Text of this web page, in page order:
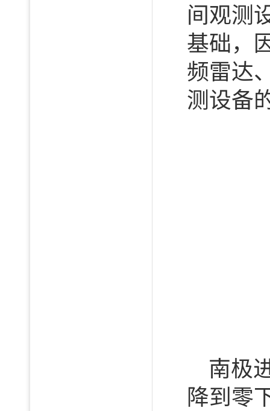
间观测
基础，
频雷达
测设备
南极
降到零